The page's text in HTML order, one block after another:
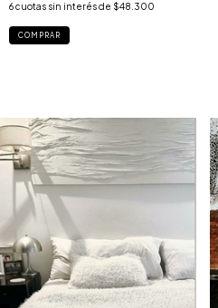
6cuotas sin interés de $48.300
COMPRAR